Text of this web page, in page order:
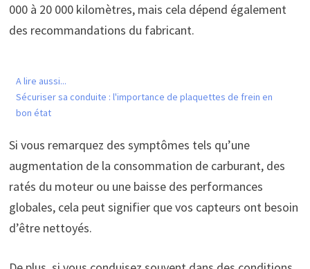
000 à 20 000 kilomètres, mais cela dépend également
des recommandations du fabricant.
A lire aussi...
Sécuriser sa conduite : l'importance de plaquettes de frein en
bon état
Si vous remarquez des symptômes tels qu’une
augmentation de la consommation de carburant, des
ratés du moteur ou une baisse des performances
globales, cela peut signifier que vos capteurs ont besoin
d’être nettoyés.